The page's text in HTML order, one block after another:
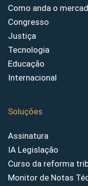
Como anda o
Congresso
Justiça
Tecnologia
Educação
Internacional
Soluções
Assinatura
IA Legislação
Curso da reforma
Monitor de Notas